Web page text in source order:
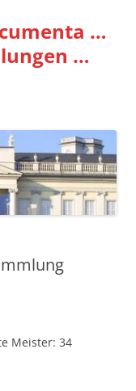
…
…
Meister: 34